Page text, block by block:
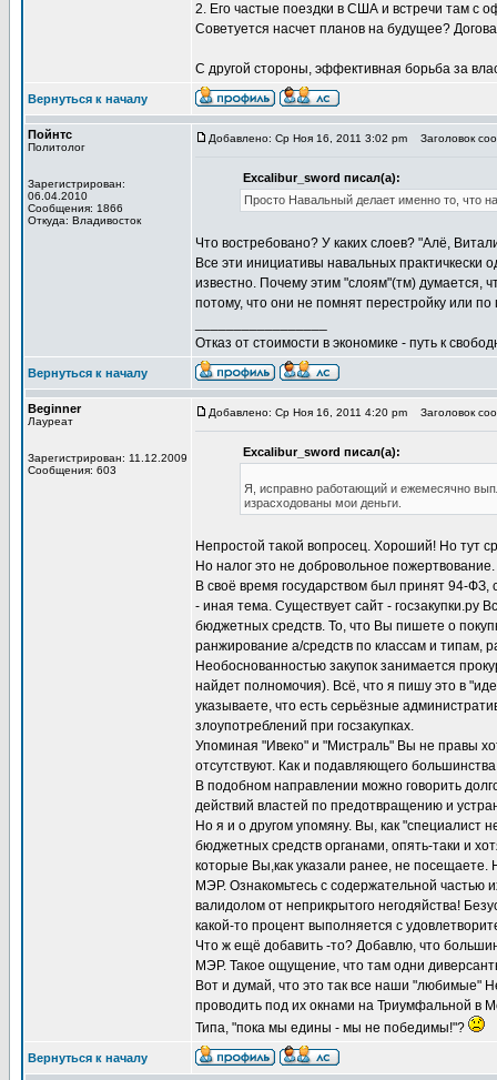
2. Его частые поездки в США и встречи там с
Советуется насчет планов на будущее?
С другой стороны, эффективная борьба за
Вернуться к началу
Пойнтс
Политолог
Зарегистрирован:
06.04.2010
Сообщения: 1866
Откуда: Владивосток
Добавлено: Ср Ноя 16, 2011 3:02 pm Заголовок
Excalibur_sword писал(а):
Просто Навальный делает именно то, что
Что востребовано? У каких слоев? "Алё,
Все эти инициативы навальных практичкески
известно. Почему этим "слоям"(тм) думается,
потому, что они не помнят перестройку или
Отказ от стоимости в экономике - путь к
Вернуться к началу
Beginner
Лауреат
Зарегистрирован: 11.12.2009
Сообщения: 603
Добавлено: Ср Ноя 16, 2011 4:20 pm Заголовок
Excalibur_sword писал(а):
Я, исправно работающий и ежемесячно
израсходованы мои деньги.
Непростой такой вопросец. Хороший! Но тут
Но налог это не добровольное пожертвование.
В своё время государством был принят 94-ФЗ,
- иная тема. Существует сайт - госзакупки.ру
бюджетных средств. То, что Вы пишете о
ранжирование а/средств по классам и типам,
Необоснованностью закупок занимается
найдет полномочия). Всё, что я пишу это в
указываете, что есть серьёзные
злоупотреблений при госзакупках.
Упоминая "Ивеко" и "Мистраль" Вы не правы
отсутствуют. Как и подавляющего
В подобном направлении можно говорить
действий властей по предотвращению и
Но я и о другом упомяну. Вы, как "специалист
бюджетных средств органами, опять-таки и
которые Вы,как указали ранее, не
МЭР. Ознакомьтесь с содержательной частью
валидолом от неприкрытого негодяйства!
какой-то процент выполняется с
Что ж ещё добавить -то? Добавлю, что
МЭР. Такое ощущение, что там одни
Вот и думай, что это так все наши "любимые"
проводить под их окнами на Триумфальной в
Типа, "пока мы едины - мы не победимы!"?
Вернуться к началу